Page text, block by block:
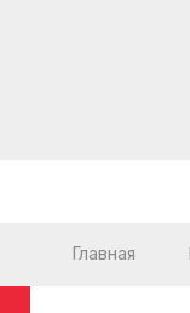
Главная